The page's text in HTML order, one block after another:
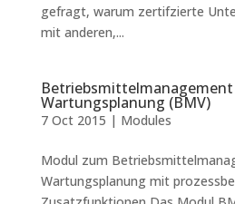
gefragt, warum zertifzierte
mit anderen,...
Wartungsplanung (BMV)
7 Oct 2015 | Modules
Modul zum
Wartungsplanung mit